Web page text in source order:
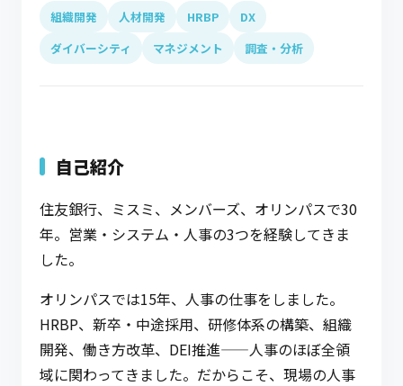
組織開発 人材開発 HRBP
DX
ダイバーシティ
マネジメント 調査・分析
自己紹介
住友銀行、ミスミ、メンバーズ、オリンパスで30
年。営業・システム・人事の3つを経験してきま
した。
オリンパスでは15年、人事の仕事をしました。
HRBP、新卒・中途採用、研修体系の構築、組織
開発、働き方改革、DEI推進——人事のほぼ全領
域に関わってきました。だからこそ、現場の人事